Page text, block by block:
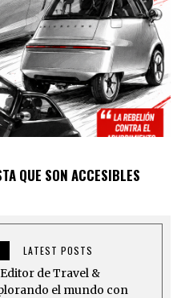
QUE SON ACCESIBLES
LATEST POSTS
de Travel &
el mundo con